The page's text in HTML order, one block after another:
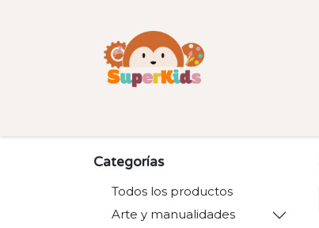
Categorías
Todos los productos
Arte y manualidades